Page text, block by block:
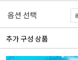
옵션 선택
추가 구성 상품